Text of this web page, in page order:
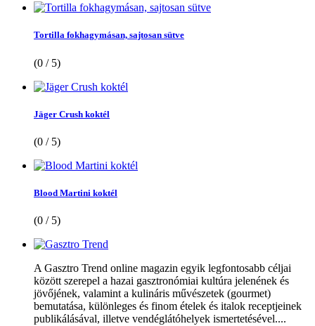
Tortilla fokhagymásan, sajtosan sütve
(0 / 5)
Jäger Crush koktél
(0 / 5)
Blood Martini koktél
(0 / 5)
A Gasztro Trend online magazin egyik legfontosabb céljai
között szerepel a hazai gasztronómiai kultúra jelenének és
jövőjének, valamint a kulináris művészetek (gourmet)
bemutatása, különleges és finom ételek és italok receptjeinek
publikálásával, illetve vendéglátóhelyek ismertetésével....